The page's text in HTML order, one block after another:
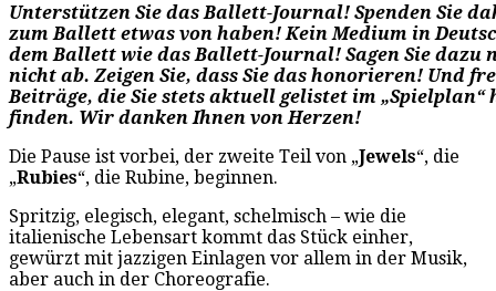
Unterstützen Sie das Ballett-Journal! Spenden Sie
zum Ballett etwas von haben! Kein Medium in
dem Ballett wie das Ballett-Journal! Sagen Sie dazu
nicht ab. Zeigen Sie, dass Sie das honorieren! Und
Beiträge, die Sie stets aktuell gelistet im
finden. Wir danken Ihnen von Herzen!
Die Pause ist vorbei, der zweite Teil von „Jewels“, die
„Rubies“, die Rubine, beginnen.
Spritzig, elegisch, elegant, schelmisch – wie die
italienische Lebensart kommt das Stück einher,
gewürzt mit jazzigen Einlagen vor allem in der Musik,
aber auch in der Choreografie.